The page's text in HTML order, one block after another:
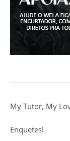
My Tutor, My
Enquetes!